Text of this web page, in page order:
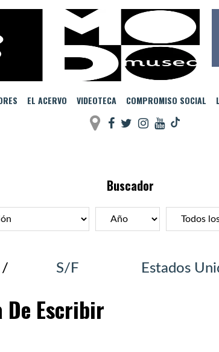
EL ACERVO VIDEOTECA COMPROMISO SOCIAL
Buscador
/ S/F Estados
De Escribir